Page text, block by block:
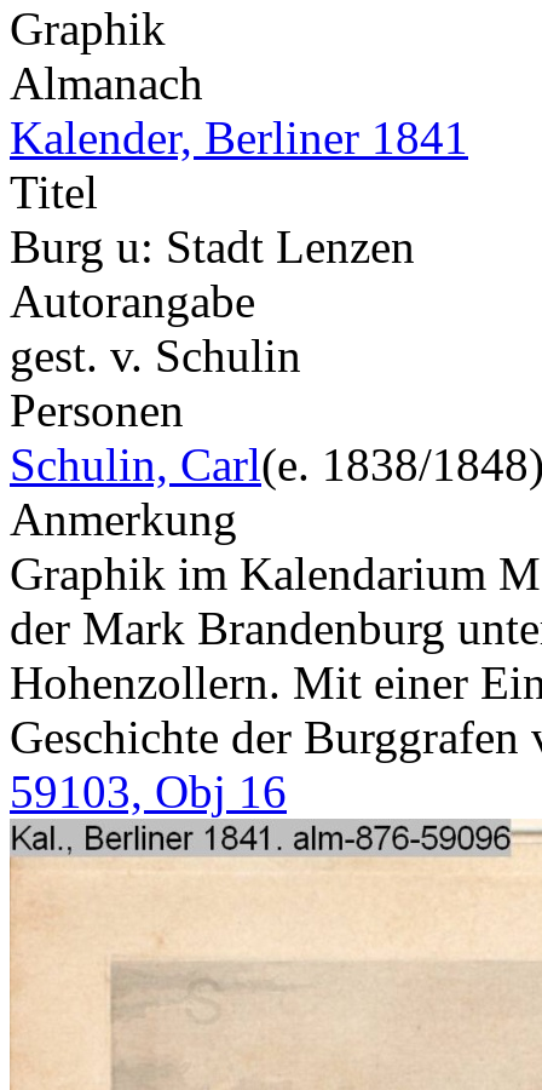
Graphik
Almanach
Kalender, Berliner 1841
Titel
Burg u: Stadt Lenzen
Autorangabe
gest. v. Schulin
Personen
Schulin, Carl(e. 1838/
Anmerkung
Graphik im Kalendarium
der Mark Brandenburg
Hohenzollern. Mit einer
Geschichte der
59103, Obj 16